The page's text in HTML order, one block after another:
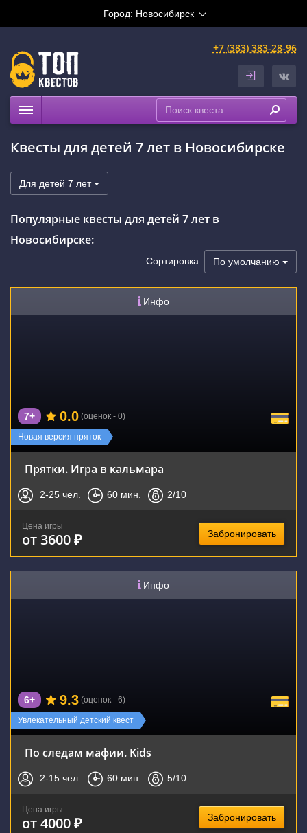
Город: Новосибирск
+7 (383) 383-28-96
Расписание
Рейтинги
На карте
Сертификаты
Квесты для детей 7 лет в Новосибирске
Для детей 7 лет
Популярные квесты для детей 7 лет в
Новосибирске:
Сортировка: По умолчанию
Инфо
Новая версия пряток
7+ 0.0 (оценок - 0)
Прятки. Игра в кальмара
2-25 чел. 60 мин. 2/10
Цена игры
от 3600 ₽ Забронировать
Инфо
Увлекательный детский квест
6+ 9.3 (оценок - 6)
По следам мафии. Kids
2-15 чел. 60 мин. 5/10
Цена игры
от 4000 ₽ Забронировать